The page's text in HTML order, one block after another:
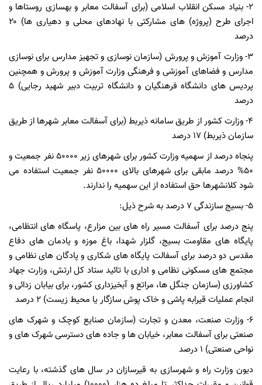
۲- بنیاد مسکن انقلاب اسلامی (برای آسفالت معابر و بهسازی روستاها و
اجرای طرح (پروژه) های مشارکتی با نهادهای محلی و دهیاری ها) ۲۰
درصد
۳- وزارت آموزش و پرورش (سازمان نوسازی و تجهیز مدارس برای نوسازی
مدارس و فضاهای آموزشی و فرهنگی وزارت آموزش و پرورش و همچنین
پردیس های دانشگاه فرهنگیان و دانشگاه تربیت دبیر شهید رجایی) ۵
درصد
۴- وزارت کشور از طریق سامانه ذیربط (برای آسفالت معابر شهرها از طریق
سازمان ذیربط) ۱۷ درصد
پنجاه درصد از سهمیه وزارت کشور برای شهرهای زیر ۵۰۰۰۰ نفر جمعیت و
۵۰% درصد مابقی برای شهرهای بالای ۵۰۰۰۰ نفر جمعیت استفاده می
شود کلانشهرها حق استفاده از این سهمیه را ندارند.
۵- بسیج سازندگی ۷ درصد به شرح ذیل:
پنج درصد برای آسفالت مسیر راه های بین مزارع، پاسگاه های انتظامی،
پایگاه های مقاومت بسیج، گلزار شهدا، باغ موزه و یادمان های دفاع
مقدس دو درصد برای آسفالت پایگاه های شکاری و پادگان های نظامی و
مجتمع های مسکونی نظامی و اداری با تائید ستاد کل ارتش، وزارت جهاد
کشاورزی (سازمان جنگل ها، مراتع و آبخیزداری کشور، برای بیابان زدائی و
انجام عملیات قیرابه پاشی و خاک پوش سازگار یا محیط زیست) ۲ درصد
۶- وزارت صنعت، معدن و تجارت (سازمان صنایع کوچک و شهرک های
صنعتی برای آسفالت معابر، خیابان ها و جاده های دسترسی شهرک های و
نواحی صنعتی) ۱ درصد
دیون وزارت راه و شهرسازی به قیرسازان در سال های گذشته، با رعایت